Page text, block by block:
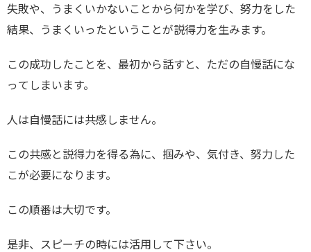
失敗や、うまくいかないことから何かを学び、努力をした
結果、うまくいったということが説得力を生みます。
この成功したことを、最初から話すと、ただの自慢話にな
ってしまいます。
人は自慢話には共感しません。
この共感と説得力を得る為に、掴みや、気付き、努力した
こが必要になります。
この順番は大切です。
是非、スピーチの時には活用して下さい。